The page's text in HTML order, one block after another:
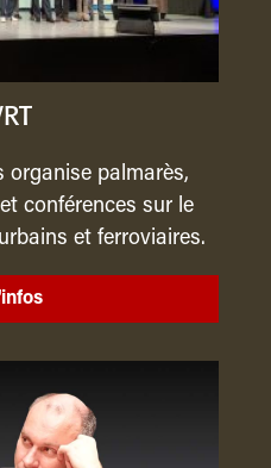
organise palmarès,
conférences sur le
et ferroviaires.